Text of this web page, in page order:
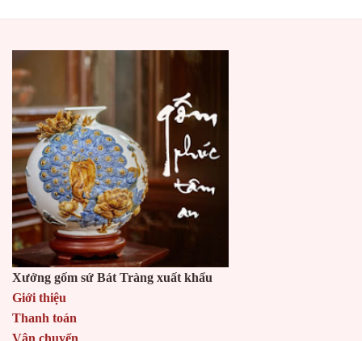
Xưởng gốm sứ Bát Tràng xuất khẩu
Giới thiệu
Thanh toán